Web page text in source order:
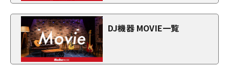
DJ機器 MOVIE一覧